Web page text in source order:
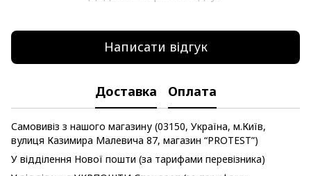
Написати відгук
Доставка Оплата
Самовивіз з нашого магазину (03150, Україна, м.Київ,
вулиця Казимира Малевича 87, магазин “PROTEST”)
У відділення Нової пошти (за тарифами перевізника)